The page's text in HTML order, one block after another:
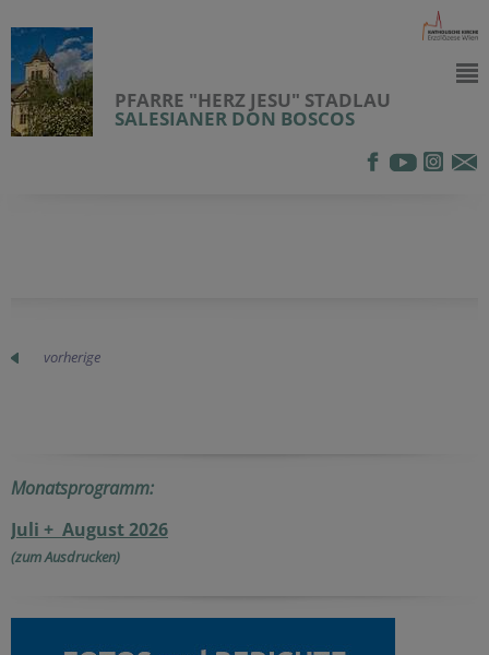
PFARRE "HERZ JESU" STADLAU
SALESIANER DON BOSCOS
vorherige
Monatsprogramm:
Juli + August 2026
(zum Ausdrucken)